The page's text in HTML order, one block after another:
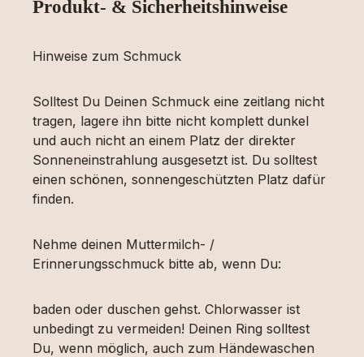
Produkt- & Sicherheitshinweise
Hinweise zum Schmuck
Solltest Du Deinen Schmuck eine zeitlang nicht
tragen, lagere ihn bitte nicht komplett dunkel
und auch nicht an einem Platz der direkter
Sonneneinstrahlung ausgesetzt ist. Du solltest
einen schönen, sonnengeschützten Platz dafür
finden.
Nehme deinen Muttermilch- /
Erinnerungsschmuck bitte ab, wenn Du:
baden oder duschen gehst. Chlorwasser ist
unbedingt zu vermeiden! Deinen Ring solltest
Du, wenn möglich, auch zum Händewaschen